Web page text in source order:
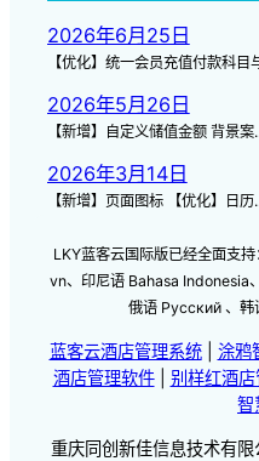
2026年6月25日
【优化】统一会员充值付款科目
2026年5月26日
【新增】自定义储值金额 背景
2026年3月14日
【新增】页面图标 【优化】日
LKY蓝客云国际版已经全面支
vn、印尼语 Bahasa Indonesia
俄语 Русский 、韩
蓝客云酒店管理系统| 涂鸦
酒店管理软件| 别样红酒
智
重庆同创新佳信息技术有限